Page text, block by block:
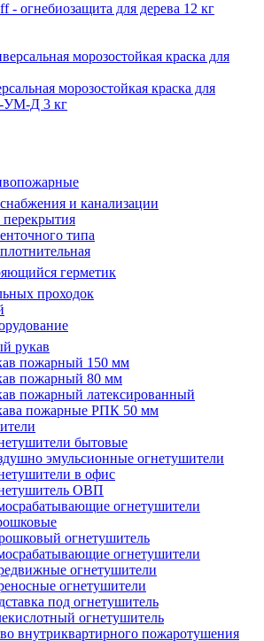
- огнебиозащита для дерева 12 кг
морозостойкая краска для
УМ-Д 3 кг
и канализации
типа
герметик
проходок
рукав
пожарный 150 мм
пожарный 80 мм
пожарный латексированный
пожарные РПК 50 мм
бытовые
эмульсионные огнетушители
в офис
ОВП
огнетушители
огнетушитель
огнетушители
огнетушители
огнетушители
под огнетушитель
огнетушитель
внутриквартирного пожаротушения